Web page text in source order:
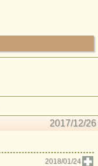
2017/12/26
2018/01/24